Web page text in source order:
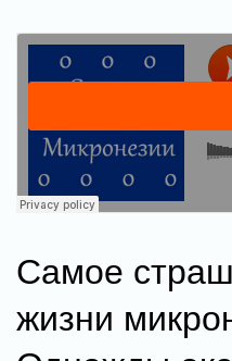
Самое
жизни